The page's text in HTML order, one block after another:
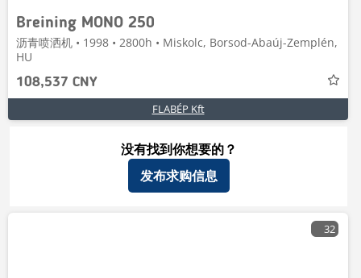
Breining MONO 250
沥青喷洒机 • 1998 • 2800h • Miskolc, Borsod-Abaúj-Zemplén,
HU
108,537 CNY
FLABÉP Kft
没有找到你想要的？
发布求购信息
32